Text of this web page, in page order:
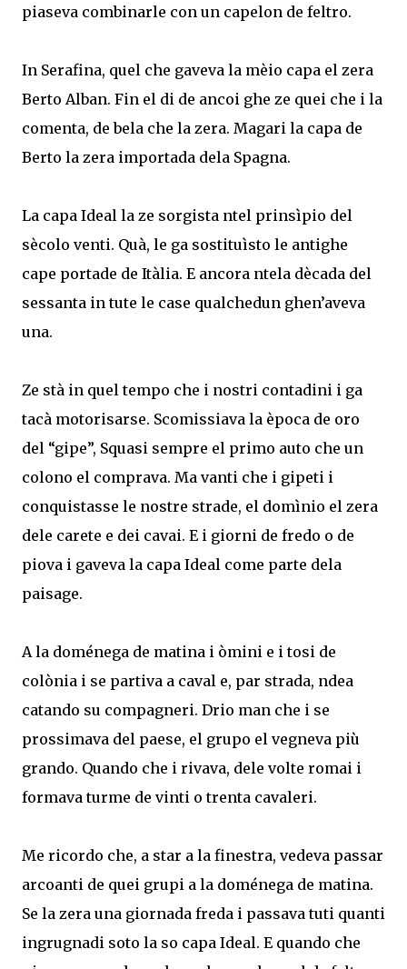
piaseva combinarle con un capelon de feltro.
In Serafina, quel che gaveva la mèio capa el zera
Berto Alban. Fin el di de ancoi ghe ze quei che i la
comenta, de bela che la zera. Magari la capa de
Berto la zera importada dela Spagna.
La capa Ideal la ze sorgista ntel prinsìpio del
sècolo venti. Quà, le ga sostituìsto le antighe
cape portade de Itàlia. E ancora ntela dècada del
sessanta in tute le case qualchedun ghen’aveva
una.
Ze stà in quel tempo che i nostri contadini i ga
tacà motorisarse. Scomissiava la època de oro
del “gipe”, Squasi sempre el primo auto che un
colono el comprava. Ma vanti che i gipeti i
conquistasse le nostre strade, el domìnio el zera
dele carete e dei cavai. E i giorni de fredo o de
piova i gaveva la capa Ideal come parte dela
paisage.
A la doménega de matina i òmini e i tosi de
colònia i se partiva a caval e, par strada, ndea
catando su compagneri. Drio man che i se
prossimava del paese, el grupo el vegneva più
grando. Quando che i rivava, dele volte romai i
formava turme de vinti o trenta cavaleri.
Me ricordo che, a star a la finestra, vedeva passar
arcoanti de quei grupi a la doménega de matina.
Se la zera una giornada freda i passava tuti quanti
ingrugnadi soto la so capa Ideal. E quando che